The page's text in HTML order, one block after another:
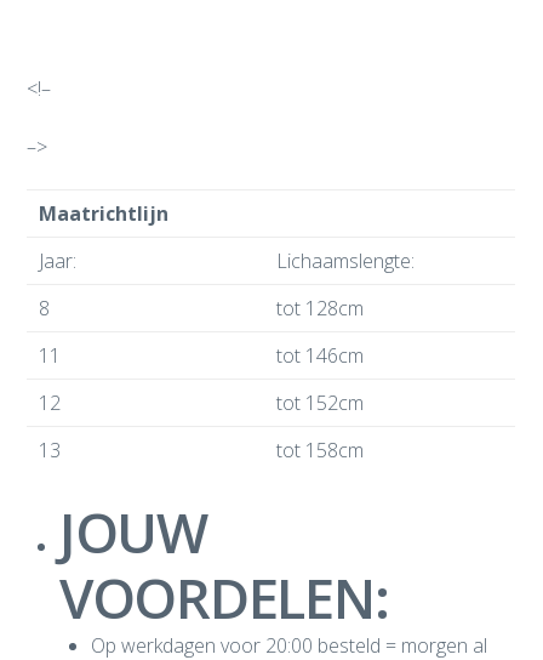
<!–
–>
Maatrichtlijn
Jaar:
Lichaamslengte:
8
tot 128cm
11
tot 146cm
12
tot 152cm
13
tot 158cm
JOUW
VOORDELEN:
Op werkdagen voor 20:00 besteld = morgen al